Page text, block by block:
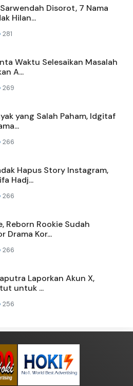
Disorot, 7 Nama
Hilan...
281
Waktu Selesaikan Masalah
A...
269
yang Salah Paham, Idgitaf
266
Hapus Story Instagram,
Hadj...
266
Reborn Rookie Sudah
Drama Kor...
266
Laporkan Akun X,
untuk ...
256